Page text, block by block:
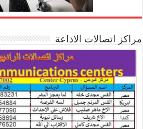
مراكز اتصالات الاذاعة